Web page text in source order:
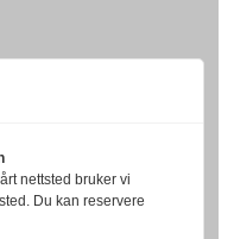
nettsted bruker vi
Du kan reservere